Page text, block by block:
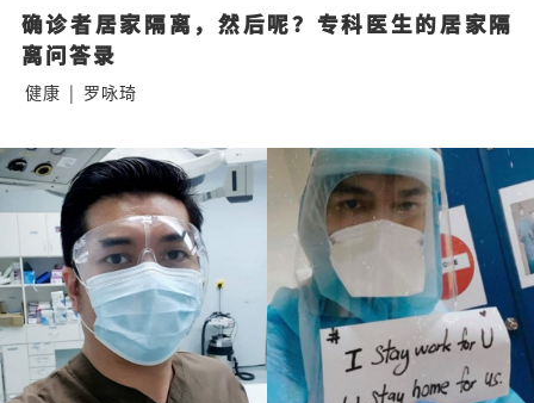
确诊者居家隔离，然后呢？专科医生的居家隔
离问答录
健康 | 罗咏琦